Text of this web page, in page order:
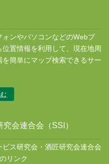
ォンやパソコンなどのWebブ
位置情報を利用して、現在地周
を簡単にマップ検索できるサー
会連合会（SSI）
ビス研究会・酒匠研究会連合会
リンク